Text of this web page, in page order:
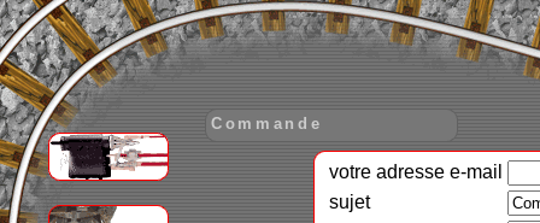
Commande
votre adresse e-mail
sujet